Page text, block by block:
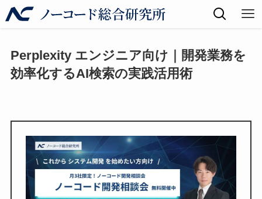
Perplexity エンジニア向け｜開発業務を
効率化するAI検索の実践活用術